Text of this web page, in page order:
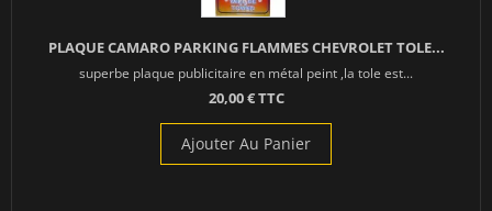
PLAQUE CAMARO PARKING FLAMMES CHEVROLET TOLE...
superbe plaque publicitaire en métal peint ,la tole est...
20,00 € TTC
Ajouter Au Panier